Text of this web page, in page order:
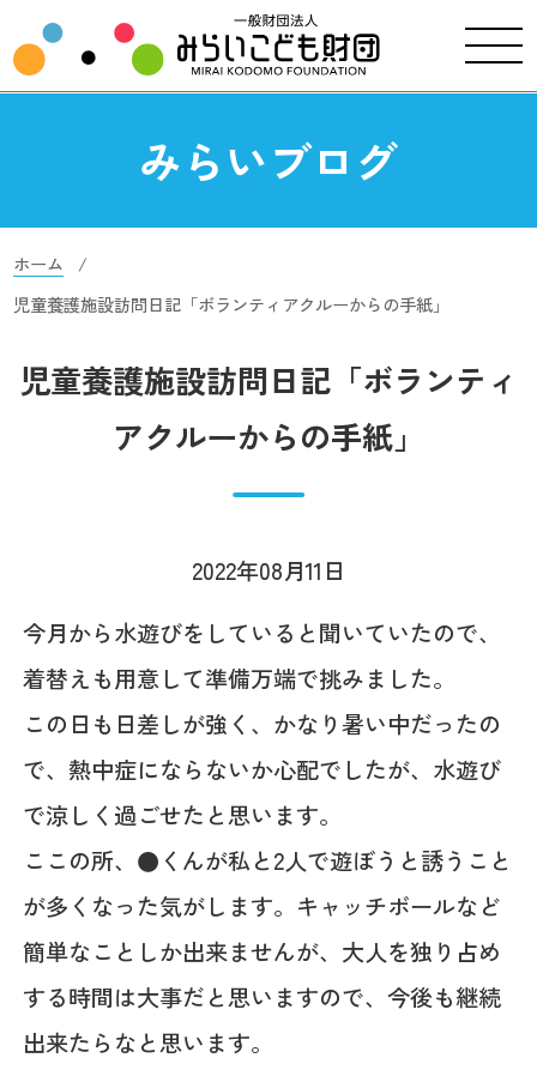
みらいブログ
ホーム
児童養護施設訪問日記「ボランティアクルーからの手紙」
児童養護施設訪問日記「ボランティ
アクルーからの手紙」
2022年08月11日
今月から水遊びをしていると聞いていたので、
着替えも用意して準備万端で挑みました。
この日も日差しが強く、かなり暑い中だったの
で、熱中症にならないか心配でしたが、水遊び
で涼しく過ごせたと思います。
ここの所、●くんが私と2人で遊ぼうと誘うこと
が多くなった気がします。キャッチボールなど
簡単なことしか出来ませんが、大人を独り占め
する時間は大事だと思いますので、今後も継続
出来たらなと思います。